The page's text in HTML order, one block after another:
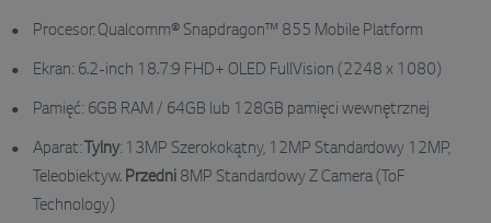
Procesor: Qualcomm® Snapdragon™ 855 Mobile Platform
Ekran: 6.2-inch 18.7:9 FHD+ OLED FullVision (2248 x 1080)
Pamięć: 6GB RAM / 64GB lub 128GB pamięci wewnętrznej
Aparat: Tylny: 13MP Szerokokątny, 12MP Standardowy 12MP,
Teleobiektyw. Przedni 8MP Standardowy Z Camera (ToF
Technology)